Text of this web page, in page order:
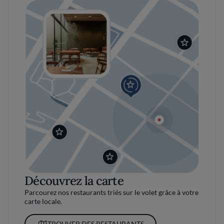
Découvrez la carte
Parcourez nos restaurants triés sur le volet grâce à votre
carte locale.